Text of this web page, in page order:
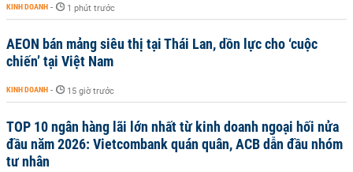
KINH DOANH - 1 phút trước
AEON bán mảng siêu thị tại Thái Lan, dồn lực cho ‘cuộc
chiến’ tại Việt Nam
KINH DOANH - 15 giờ trước
TOP 10 ngân hàng lãi lớn nhất từ kinh doanh ngoại hối nửa
đầu năm 2026: Vietcombank quán quân, ACB dẫn đầu nhóm
tư nhân